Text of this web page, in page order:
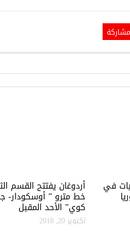
مشاركة
في أردوغان يفتتح القسم
خط مترو ” أوسكودار-
كوي” الأحد المقبل
أكتوبر 20, 2018